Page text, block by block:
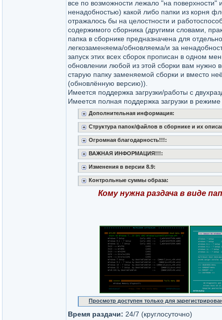
все по возможности лежало "на поверхности"
ненадобностью) какой либо папки из корня
отражалось бы на целостности и
содержимого сборника (другими словами,
папка в сборнике предназначена для
легкозаменяема/обновляема/и за
запуск этих всех сборок прописан в одном
обновлении любой из этой сборки вам нужно
старую папку заменяемой сборки и вместо
(обновлённую версию)).
Имеется поддержка загрузки/работы с
Имеется полная поддержка загрузки в
Дополнительная информация:
Структура папок/файлов в сборнике и их
Огромная благодарность!!!:
ВАЖНАЯ ИНФОРМАЦИЯ!!!:
Изменения в версии 8.9:
Контрольные суммы образа:
Кому нужна раздача в виде
Просмотр доступен только для
Время раздачи: 24/7 (круглосуточно)